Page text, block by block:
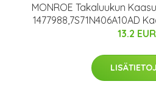
MONROE Takaluukun
1477988,7S71N406A10AD
13.2 EUR